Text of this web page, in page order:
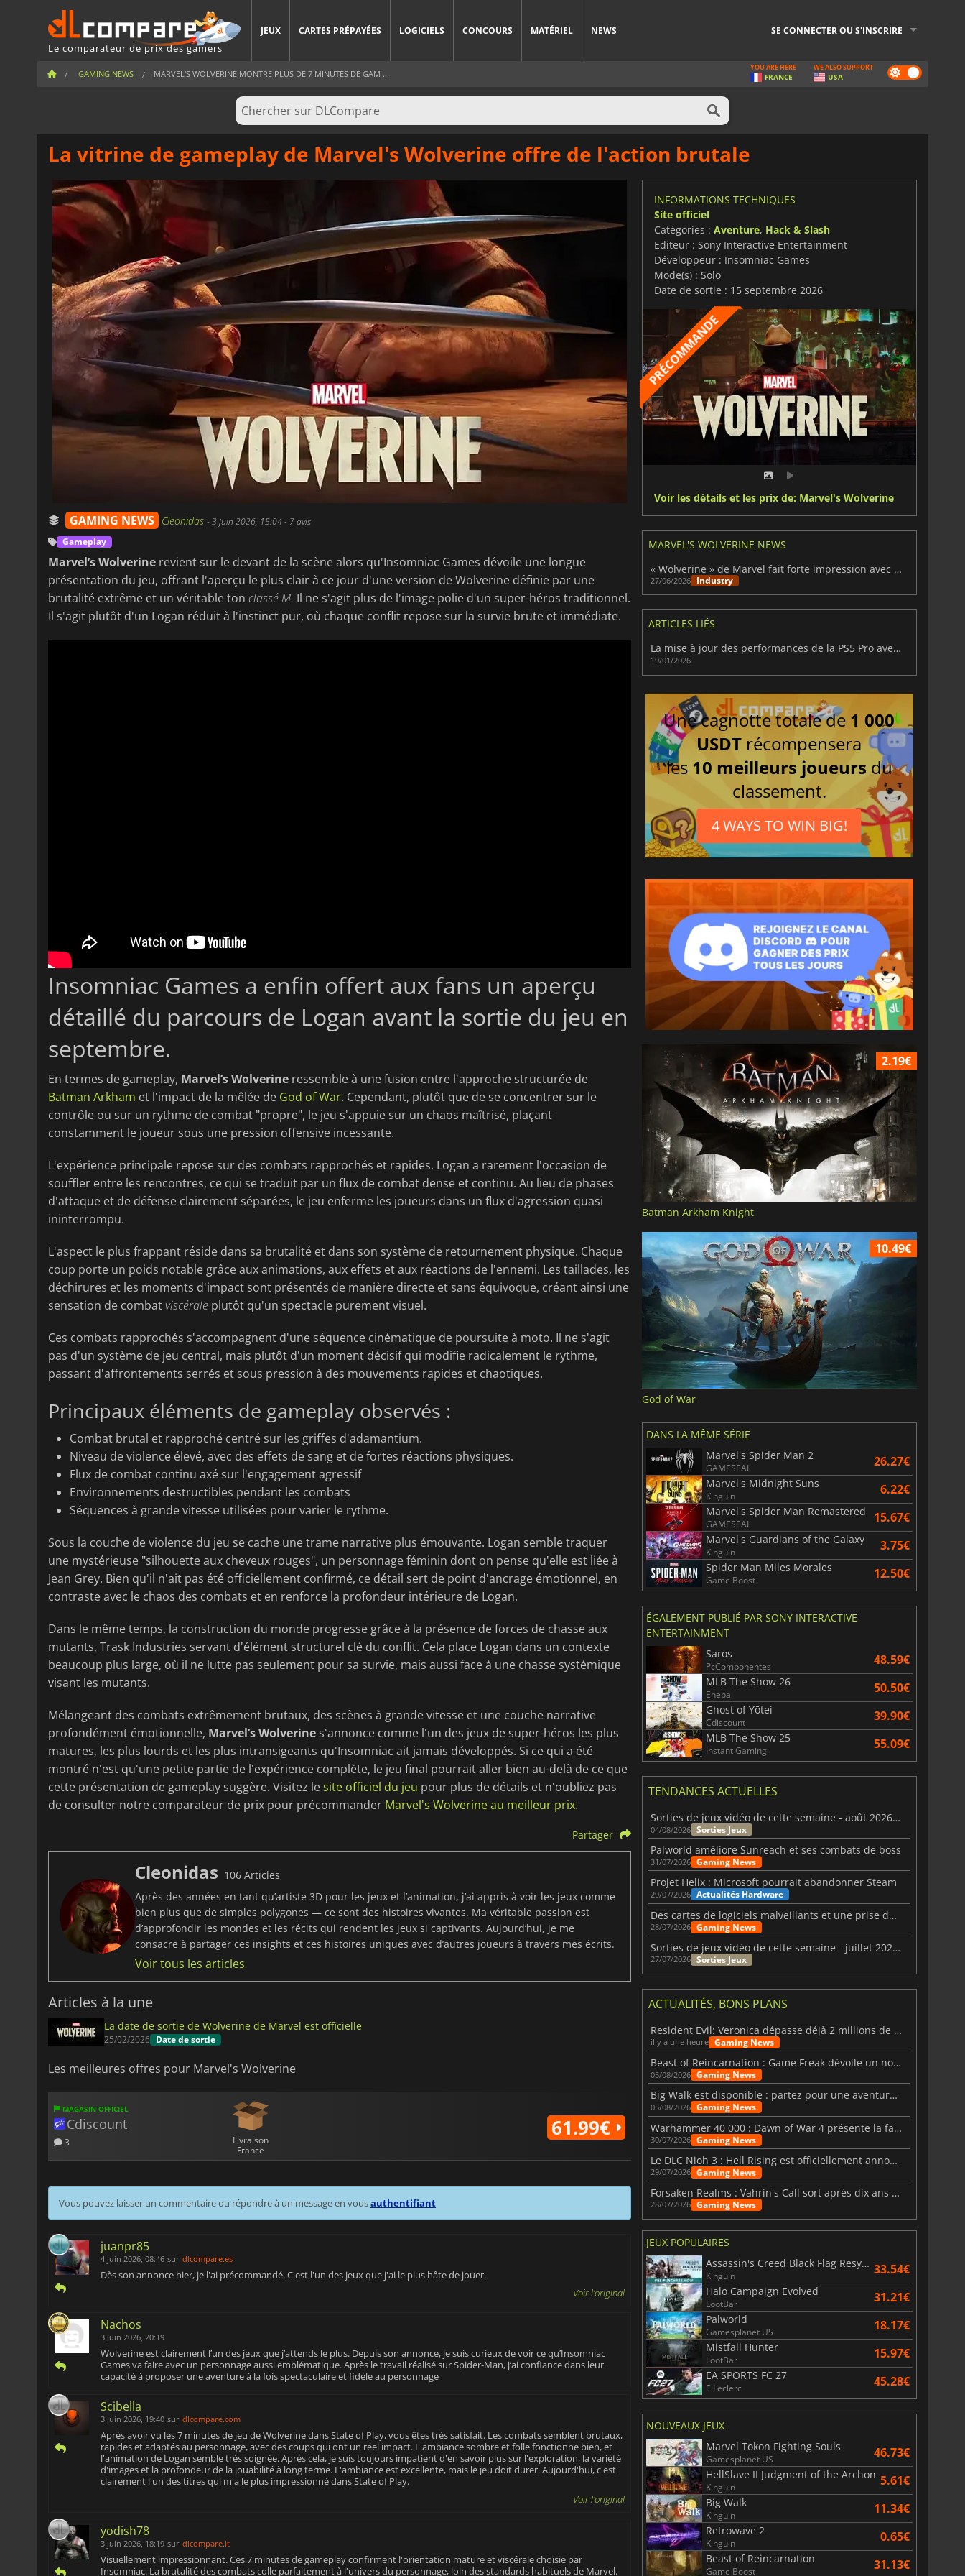
Le comparateur de prix des gamers
JEUX CARTES PRÉPAYÉES LOGICIELS CONCOURS MATÉRIEL NEWS SE CONNECTER OU S'INSCRIRE
GAMING NEWS MARVEL'S WOLVERINE MONTRE PLUS DE 7 MINUTES DE GAM ... Dark
mode
YOU ARE HERE
FRANCE
WE ALSO SUPPORT
USA
La vitrine de gameplay de Marvel's Wolverine offre de l'action brutale
GAMING NEWS Cleonidas -3 juin 2026, 15:04- 7 avis
Gameplay
Marvel’s Wolverine revient sur le devant de la scène alors qu'Insomniac Games dévoile une longue
présentation du jeu, offrant l'aperçu le plus clair à ce jour d'une version de Wolverine définie par une
brutalité extrême et un véritable ton classé M. Il ne s'agit plus de l'image polie d'un super-héros traditionnel.
Il s'agit plutôt d'un Logan réduit à l'instinct pur, où chaque conflit repose sur la survie brute et immédiate.
Insomniac Games a enfin offert aux fans un aperçu
détaillé du parcours de Logan avant la sortie du jeu en
septembre.
En termes de gameplay, Marvel’s Wolverine ressemble à une fusion entre l'approche structurée de
Batman Arkham et l'impact de la mêlée de God of War. Cependant, plutôt que de se concentrer sur le
contrôle ou sur un rythme de combat "propre", le jeu s'appuie sur un chaos maîtrisé, plaçant
constamment le joueur sous une pression offensive incessante.
L'expérience principale repose sur des combats rapprochés et rapides. Logan a rarement l'occasion de
souffler entre les rencontres, ce qui se traduit par un flux de combat dense et continu. Au lieu de phases
d'attaque et de défense clairement séparées, le jeu enferme les joueurs dans un flux d'agression quasi
ininterrompu.
L'aspect le plus frappant réside dans sa brutalité et dans son système de retournement physique. Chaque
coup porte un poids notable grâce aux animations, aux effets et aux réactions de l'ennemi. Les taillades, les
déchirures et les moments d'impact sont présentés de manière directe et sans équivoque, créant ainsi une
sensation de combatviscérale plutôt qu'un spectacle purement visuel.
Ces combats rapprochés s'accompagnent d'une séquence cinématique de poursuite à moto. Il ne s'agit
pas d'un système de jeu central, mais plutôt d'un moment décisif qui modifie radicalement le rythme,
passant d'affrontements serrés et sous pression à des mouvements rapides et chaotiques.
Principaux éléments de gameplay observés :
Combat brutal et rapproché centré sur les griffes d'adamantium.
Niveau de violence élevé, avec des effets de sang et de fortes réactions physiques.
Flux de combat continu axé sur l'engagement agressif
Environnements destructibles pendant les combats
Séquences à grande vitesse utilisées pour varier le rythme.
Sous la couche de violence du jeu se cache une trame narrative plus émouvante. Logan semble traquer
une mystérieuse "silhouette aux cheveux rouges", un personnage féminin dont on pense qu'elle est liée à
Jean Grey. Bien qu'il n'ait pas été officiellement confirmé, ce détail sert de point d'ancrage émotionnel, en
contraste avec le chaos des combats et en renforce la profondeur intérieure de Logan.
Dans le même temps, la construction du monde progresse grâce à la présence de forces de chasse aux
mutants, Trask Industries servant d'élément structurel clé du conflit. Cela place Logan dans un contexte
beaucoup plus large, où il ne lutte pas seulement pour sa survie, mais aussi face à une chasse systémique
visant les mutants.
Mélangeant des combats extrêmement brutaux, des scènes à grande vitesse et une couche narrative
profondément émotionnelle, Marvel’s Wolverine s'annonce comme l'un des jeux de super-héros les plus
matures, les plus lourds et les plus intransigeants qu'Insomniac ait jamais développés. Si ce qui a été
montré n'est qu'une petite partie de l'expérience complète, le jeu final pourrait aller bien au-delà de ce que
cette présentation de gameplay suggère. Visitez lesite officiel du jeu pour plus de détails et n'oubliez pas
de consulter notre comparateur de prix pour précommander Marvel's Wolverine au meilleur prix.
Partager
Cleonidas 106 Articles
Après des années en tant qu’artiste 3D pour les jeux et l’animation, j’ai appris à voir les jeux comme
bien plus que de simples polygones — ce sont des histoires vivantes. Ma véritable passion est
d’approfondir les mondes et les récits qui rendent les jeux si captivants. Aujourd’hui, je me
consacre à partager ces insights et ces histoires uniques avec d’autres joueurs à travers mes écrits.
Voir tous les articles
Articles à la une
La date de sortie de Wolverine de Marvel est officielle
25/02/2026 Date de sortie
Les meilleures offres pour Marvel's Wolverine
MAGASIN OFFICIEL
Cdiscount
3
Livraison
France
61.99€
Vous pouvez laisser un commentaire ou répondre à un message en vousauthentifiant
juanpr85
4 juin 2026, 08:46 sur dlcompare.es
Dès son annonce hier, je l'ai précommandé. C'est l'un des jeux que j'ai le plus hâte de jouer.
Voir l'original
Nachos
3 juin 2026, 20:19
Wolverine est clairement l’un des jeux que j’attends le plus. Depuis son annonce, je suis curieux de voir ce qu’Insomniac
Games va faire avec un personnage aussi emblématique. Après le travail réalisé sur Spider-Man, j’ai confiance dans leur
capacité à proposer une aventure à la fois spectaculaire et fidèle au personnage
Scibella
3 juin 2026, 19:40 sur dlcompare.com
Après avoir vu les 7 minutes de jeu de Wolverine dans State of Play, vous êtes très satisfait. Les combats semblent brutaux,
rapides et adaptés au personnage, avec des coups qui ont un réel impact. L'ambiance sombre et folle fonctionne bien, et
l'animation de Logan semble très soignée. Après cela, je suis toujours impatient d'en savoir plus sur l'exploration, la variété
d'images et la profondeur de la jouabilité à long terme. L'ambiance est excellente, mais le jeu doit durer. Aujourd'hui, c'est
clairement l'un des titres qui m'a le plus impressionné dans State of Play.
Voir l'original
yodish78
3 juin 2026, 18:19 sur dlcompare.it
Visuellement impressionnant. Ces 7 minutes de gameplay confirment l'orientation mature et viscérale choisie par
Insomniac. La brutalité des combats colle parfaitement à l'univers du personnage, loin des standards habituels de Marvel.
INFORMATIONS TECHNIQUES
Site officiel
Catégories : Aventure, Hack & Slash
Editeur : Sony Interactive Entertainment
Développeur : Insomniac Games
Mode(s) : Solo
Date de sortie : 15 septembre 2026
Voir les détails et les prix de: Marvel's Wolverine
MARVEL'S WOLVERINE NEWS
« Wolverine » de Marvel fait forte impression avec son disque physique
27/06/2026 Industry
ARTICLES LIÉS
La mise à jour des performances de la PS5 Pro avec PSSR 2.0 est attendue avant la fin du mois de mars
19/01/2026
Une cagnotte totale de 1 000
USDT récompensera
les 10 meilleurs joueurs du
classement.
4 WAYS TO WIN BIG!
2.19€
Batman Arkham Knight
10.49€
God of War
DANS LA MÊME SÉRIE
Marvel's Spider Man 2
GAMESEAL 26.27€
Marvel's Midnight Suns
Kinguin 6.22€
Marvel's Spider Man Remastered
GAMESEAL 15.67€
Marvel's Guardians of the Galaxy
Kinguin 3.75€
Spider Man Miles Morales
Game Boost 12.50€
ÉGALEMENT PUBLIÉ PAR SONY INTERACTIVE
ENTERTAINMENT
Saros
PcComponentes 48.59€
MLB The Show 26
Eneba 50.50€
Ghost of Yōtei
Cdiscount 39.90€
MLB The Show 25
Instant Gaming 55.09€
TENDANCES ACTUELLES
Sorties de jeux vidéo de cette semaine - août 2026 (semaine 32)
04/08/2026 Sorties Jeux
Palworld améliore Sunreach et ses combats de boss
31/07/2026 Gaming News
Projet Helix : Microsoft pourrait abandonner Steam
29/07/2026 Actualités Hardware
Des cartes de logiciels malveillants et une prise de contrôle de Discord ont touché Meccha Chameleon
28/07/2026 Gaming News
Sorties de jeux vidéo de cette semaine - juillet 2026 (semaine 31)
27/07/2026 Sorties Jeux
ACTUALITÉS, BONS PLANS
Resident Evil: Veronica dépasse déjà 2 millions de wishlists
il y a une heure Gaming News
Beast of Reincarnation : Game Freak dévoile un nouveau pari
05/08/2026 Gaming News
Big Walk est disponible : partez pour une aventure entre amis
05/08/2026 Gaming News
Warhammer 40 000 : Dawn of War 4 présente la faction des Nécrons
30/07/2026 Gaming News
Le DLC Nioh 3 : Hell Rising est officiellement annoncé
29/07/2026 Gaming News
Forsaken Realms : Vahrin's Call sort après dix ans de développement
28/07/2026 Gaming News
JEUX POPULAIRES
Assassin's Creed Black Flag Resynced
Kinguin 33.54€
Halo Campaign Evolved
LootBar 31.21€
Palworld
Gamesplanet US 18.17€
Mistfall Hunter
LootBar 15.97€
EA SPORTS FC 27
E.Leclerc 45.28€
NOUVEAUX JEUX
Marvel Tokon Fighting Souls
Gamesplanet US 46.73€
HellSlave II Judgment of the Archon
Kinguin 5.61€
Big Walk
Kinguin 11.34€
Retrowave 2
Kinguin 0.65€
Beast of Reincarnation
Game Boost 31.13€